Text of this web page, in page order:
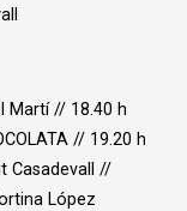
Martí // 18.40 h
// 19.20 h
Casadevall //
López